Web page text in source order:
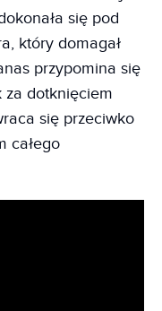
się pod
który domagał
przypomina się
za dotknięciem
się przeciwko
całego